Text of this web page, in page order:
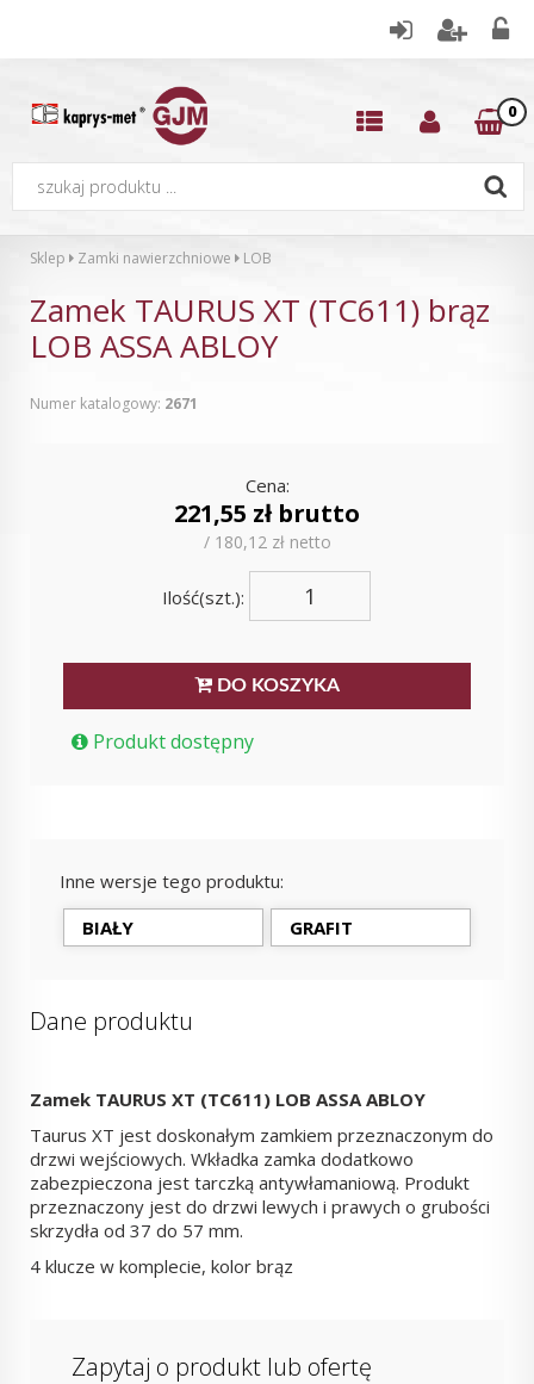
0
Sklep Zamki nawierzchniowe LOB
Zamek TAURUS XT (TC611) brąz
LOB ASSA ABLOY
Numer katalogowy: 2671
Cena:
221,55 zł brutto
/ 180,12 zł netto
Ilość(szt.):
DO KOSZYKA
Produkt dostępny
Inne wersje tego produktu:
BIAŁY
GRAFIT
Dane produktu
Zamek TAURUS XT (TC611) LOB ASSA ABLOY
Taurus XT jest doskonałym zamkiem przeznaczonym do
drzwi wejściowych. Wkładka zamka dodatkowo
zabezpieczona jest tarczką antywłamaniową. Produkt
przeznaczony jest do drzwi lewych i prawych o grubości
skrzydła od 37 do 57 mm.
4 klucze w komplecie, kolor brąz
Zapytaj o produkt lub ofertę